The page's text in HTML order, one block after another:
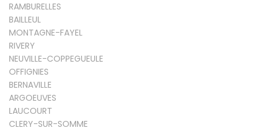
RAMBURELLES
BAILLEUL
MONTAGNE-FAYEL
RIVERY
NEUVILLE-COPPEGUEULE
OFFIGNIES
BERNAVILLE
ARGOEUVES
LAUCOURT
CLERY-SUR-SOMME